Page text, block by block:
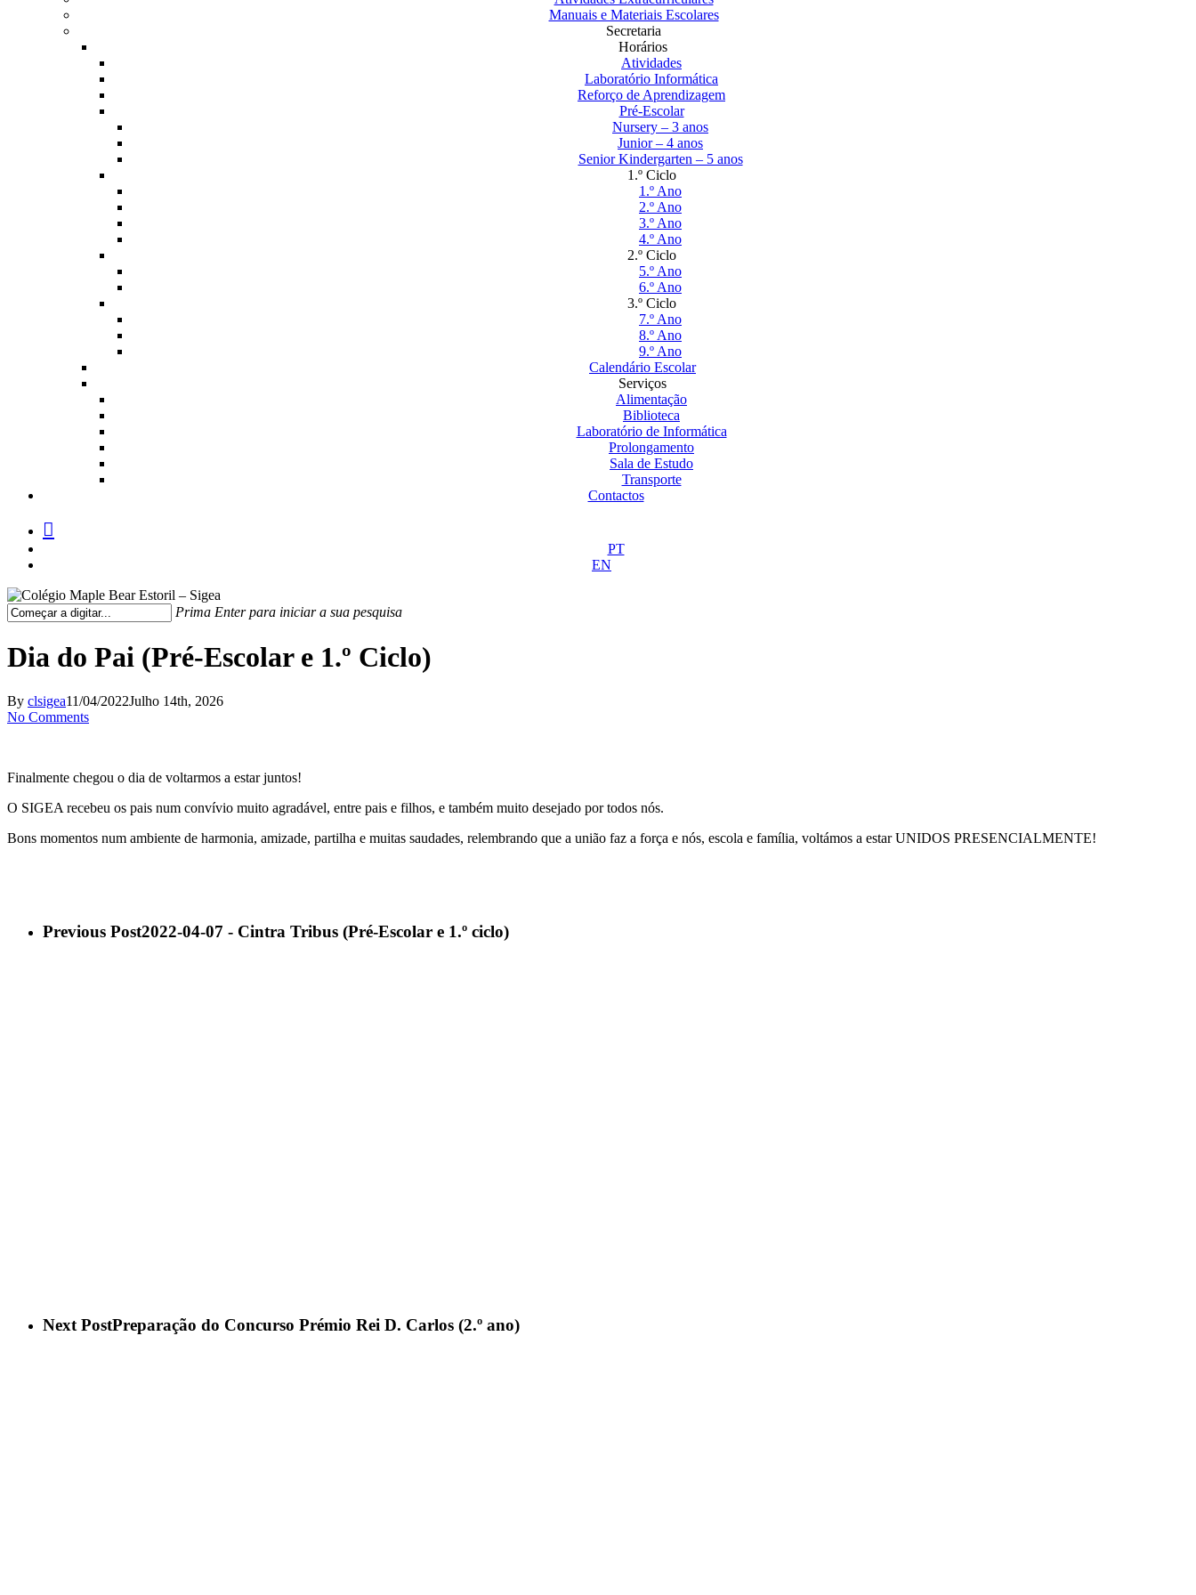
Manuais e Materiais Escolares
Secretaria
Horários
Atividades
Laboratório Informática
Reforço de Aprendizagem
Pré-Escolar
Nursery – 3 anos
Junior – 4 anos
Senior Kindergarten – 5 anos
1.º Ciclo
1.º Ano
2.º Ano
3.º Ano
4.º Ano
2.º Ciclo
5.º Ano
6.º Ano
3.º Ciclo
7.º Ano
8.º Ano
9.º Ano
Calendário Escolar
Serviços
Alimentação
Biblioteca
Laboratório de Informática
Prolongamento
Sala de Estudo
Transporte
Contactos
facebook
instagram
medium
PT
EN
Prima Enter para iniciar a sua pesquisa
Pesquisa
Dia do Pai (Pré-Escolar e 1.º Ciclo)
By clsigea11/04/2022Julho 14th, 2026
No Comments
Finalmente chegou o dia de voltarmos a estar juntos!
O SIGEA recebeu os pais num convívio muito agradável, entre pais e filhos, e também muito desejado por todos nós.
Bons momentos num ambiente de harmonia, amizade, partilha e muitas saudades, relembrando que a união faz a força e nós, escola e família, voltámos a estar UNIDOS PRESENCIALMENTE!
Previous Post2022-04-07 - Cintra Tribus (Pré-Escolar e 1.º ciclo)
Next PostPreparação do Concurso Prémio Rei D. Carlos (2.º ano)